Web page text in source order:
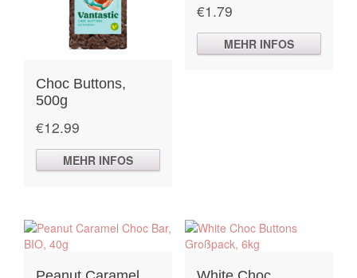
Choc Buttons,
500g
€12.99
MEHR INFOS
€1.79
MEHR INFOS